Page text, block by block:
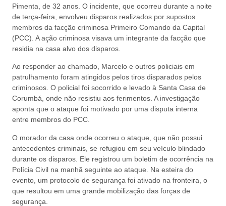
Pimenta, de 32 anos. O incidente, que ocorreu durante a noite
de terça-feira, envolveu disparos realizados por supostos
membros da facção criminosa Primeiro Comando da Capital
(PCC). A ação criminosa visava um integrante da facção que
residia na casa alvo dos disparos.
Ao responder ao chamado, Marcelo e outros policiais em
patrulhamento foram atingidos pelos tiros disparados pelos
criminosos. O policial foi socorrido e levado à Santa Casa de
Corumbá, onde não resistiu aos ferimentos. A investigação
aponta que o ataque foi motivado por uma disputa interna
entre membros do PCC.
O morador da casa onde ocorreu o ataque, que não possui
antecedentes criminais, se refugiou em seu veículo blindado
durante os disparos. Ele registrou um boletim de ocorrência na
Polícia Civil na manhã seguinte ao ataque. Na esteira do
evento, um protocolo de segurança foi ativado na fronteira, o
que resultou em uma grande mobilização das forças de
segurança.